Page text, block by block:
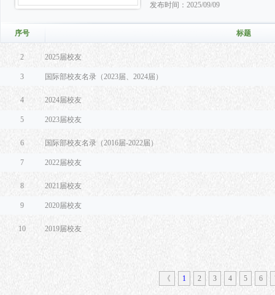
发布时间：2025/09/09
序号 标题
2 2025届校友
3 国际部校友名录（2023届、2024届）
4 2024届校友
5 2023届校友
6 国际部校友名录（2016届-2022届）
7 2022届校友
8 2021届校友
9 2020届校友
10 2019届校友
《 1 2 3 4 5 6